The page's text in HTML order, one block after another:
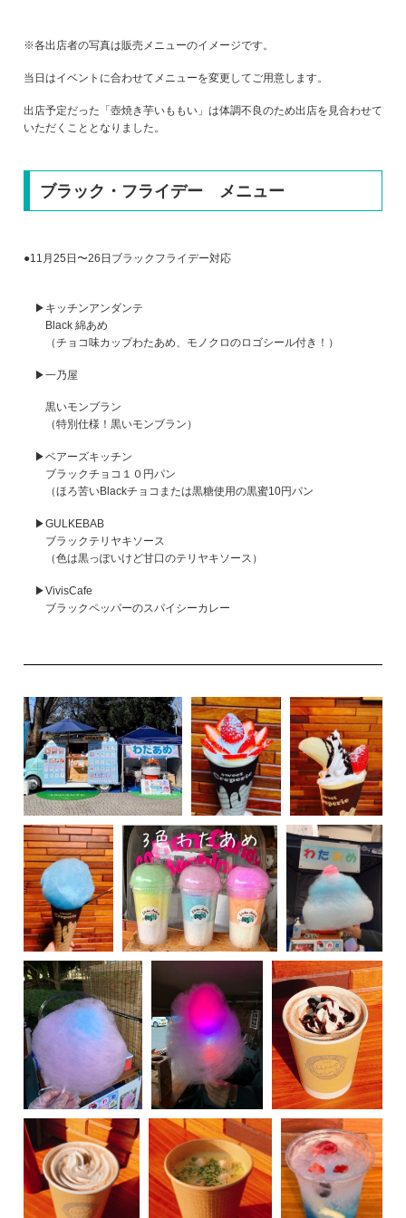
※各出店者の写真は販売メニューのイメージです。
当日はイベントに合わせてメニューを変更してご用意します。
出店予定だった「壺焼き芋いももい」は体調不良のため出店を見合わせて
いただくこととなりました。
ブラック・フライデー メニュー
●11月25日〜26日ブラックフライデー対応
▶キッチンアンダンテ
Black 綿あめ
（チョコ味カップわたあめ、モノクロのロゴシール付き！）
▶一乃屋
黒いモンブラン
（特別仕様！黒いモンブラン）
▶ベアーズキッチン
ブラックチョコ１０円パン
（ほろ苦いBlackチョコまたは黒糖使用の黒蜜10円パン
▶GULKEBAB
ブラックテリヤキソース
（色は黒っぽいけど甘口のテリヤキソース）
▶VivisCafe
ブラックペッパーのスパイシーカレー